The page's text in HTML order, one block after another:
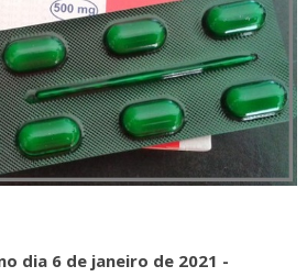
dia 6 de janeiro de 2021 -